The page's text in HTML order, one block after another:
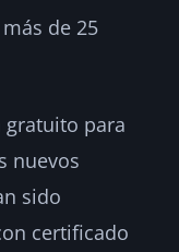
de 25
gratuito para
nuevos
sido
certificado